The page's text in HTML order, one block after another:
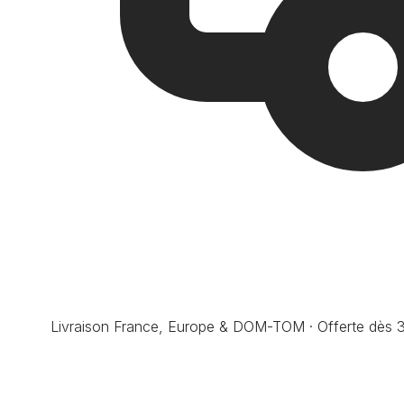
Livraison France, Europe & DOM-TOM · Offerte dès